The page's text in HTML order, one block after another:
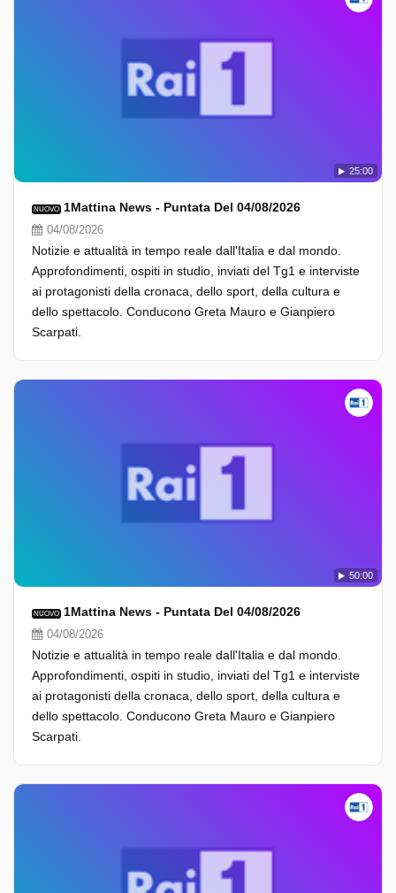
25:00
NUOVO 1Mattina News - Puntata Del 04/08/2026
04/08/2026
Notizie e attualità in tempo reale dall'Italia e dal mondo.
Approfondimenti, ospiti in studio, inviati del Tg1 e interviste
ai protagonisti della cronaca, dello sport, della cultura e
dello spettacolo. Conducono Greta Mauro e Gianpiero
Scarpati.
50:00
NUOVO 1Mattina News - Puntata Del 04/08/2026
04/08/2026
Notizie e attualità in tempo reale dall'Italia e dal mondo.
Approfondimenti, ospiti in studio, inviati del Tg1 e interviste
ai protagonisti della cronaca, dello sport, della cultura e
dello spettacolo. Conducono Greta Mauro e Gianpiero
Scarpati.